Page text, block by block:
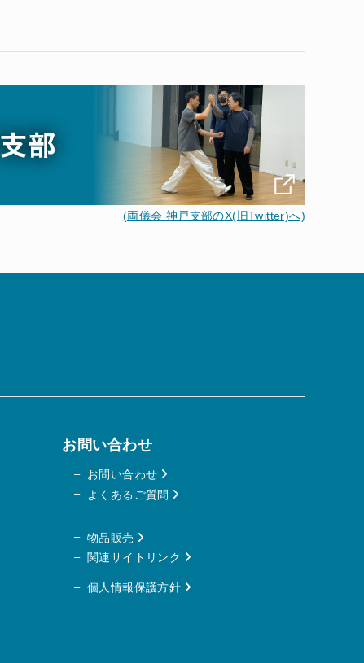
(両儀会 神戸支部のX(旧Twitter)へ)
お問い合わせ
お問い合わせ
よくあるご質問
物品販売
関連サイトリンク
個人情報保護方針